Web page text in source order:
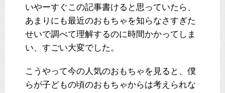
いやーすぐこの記事書けると思っていたら、
あまりにも最近のおもちゃを知らなさすぎた
せいで調べて理解するのに時間かかってしま
い、すごい大変でした。
こうやって今の人気のおもちゃを見ると、僕
らが子どもの頃のおもちゃからは考えられな